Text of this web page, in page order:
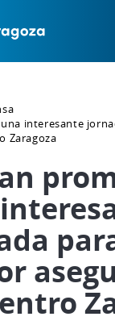
interesante
Zaragoza